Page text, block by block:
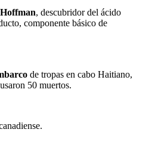
, descubridor del ácido
componente básico de
de tropas en cabo Haitiano,
50 muertos.